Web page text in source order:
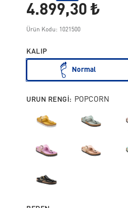
4.899,30 ₺
Ürün Kodu: 1021500
KALIP
Normal
URUN RENGI: POPCORN